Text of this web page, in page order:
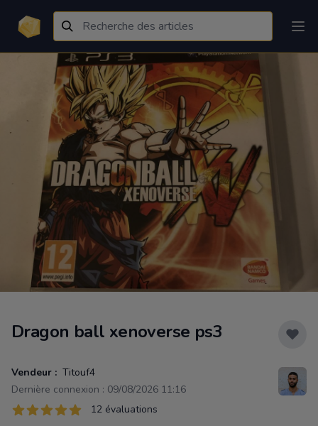
Dragon ball xenoverse ps3
Vendeur : Titouf4
Dernière connexion : 09/08/2026 11:16
Évaluations
12 sur 5 étoiles 12 évaluations